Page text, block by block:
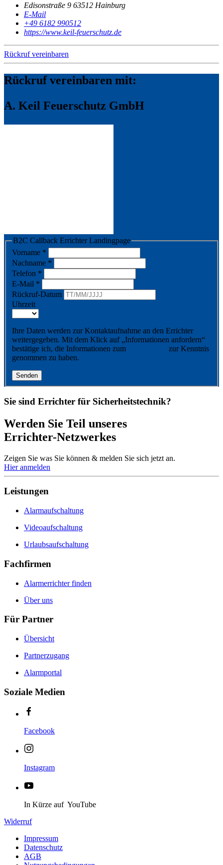
Edisonstraße 9 63512 Hainburg
E-Mail
+49 6182 990512
https://www.keil-feuerschutz.de
Rückruf vereinbaren
Rückruf vereinbaren mit:
A. Keil Feuerschutz GmbH
B2C Callback Errichter Landingpage
Vorname *
Nachname *
Telefon *
E-Mail *
Rückruf-Datum
Uhrzeit
Ihre Daten werden zur Kontaktaufnahme an den Errichter
weitergegeben. Mit dem Klick auf „Informationen anfordern“
bestätige ich, die Informationen zum
zur Kenntnis
genommen zu haben.
Senden
Sie sind Errichter für Sicherheitstechnik?
Werden Sie Teil unseres
Errichter-Netzwerkes
Zeigen Sie was Sie können & melden Sie sich jetzt an.
Hier anmelden
Leistungen
Alarmaufschaltung
Videoaufschaltung
Urlaubsaufschaltung
Fachfirmen
Alarmerrichter finden
Über uns
Für Partner
Übersicht
Partnerzugang
Alarmportal
Soziale Medien
Facebook
Instagram
In Kürze auf YouTube
Widerruf
Impressum
Datenschutz
AGB